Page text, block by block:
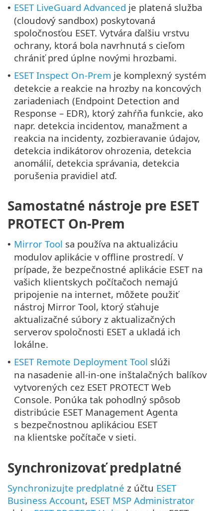
• ESET LiveGuard Advanced je platená služba
(cloudový sandbox) poskytovaná
spoločnosťou ESET. Vytvára ďalšiu vrstvu
ochrany, ktorá bola navrhnutá s cieľom
chrániť pred úplne novými hrozbami.
• ESET Inspect On-Prem je komplexný systém
detekcie a reakcie na hrozby na koncových
zariadeniach (Endpoint Detection and
Response – EDR), ktorý zahŕňa funkcie, ako
napr. detekcia incidentov, manažment a
reakcia na incidenty, zozbieravanie údajov,
detekcia indikátorov ohrozenia, detekcia
anomálií, detekcia správania, detekcia
porušenia pravidiel atď.
Samostatné nástroje pre ESET
PROTECT On-Prem
• Mirror Tool sa používa na aktualizáciu
modulov aplikácie v offline prostredí. V
prípade, že bezpečnostné aplikácie ESET na
vašich klientskych počítačoch nemajú
pripojenie na internet, môžete použiť
nástroj Mirror Tool, ktorý sťahuje
aktualizačné súbory z aktualizačných
serverov spoločnosti ESET a ukladá ich
lokálne.
• ESET Remote Deployment Tool slúži
na nasadenie all‑in‑one inštalačných balíkov
vytvorených cez ESET PROTECT Web
Console. Ponúka tak pohodlný spôsob
distribúcie ESET Management Agenta
s bezpečnostnou aplikáciou ESET
na klientske počítače v sieti.
Synchronizovať predplatné
Synchronizujte predplatné z účtu ESET
Business Account, ESET MSP Administrator